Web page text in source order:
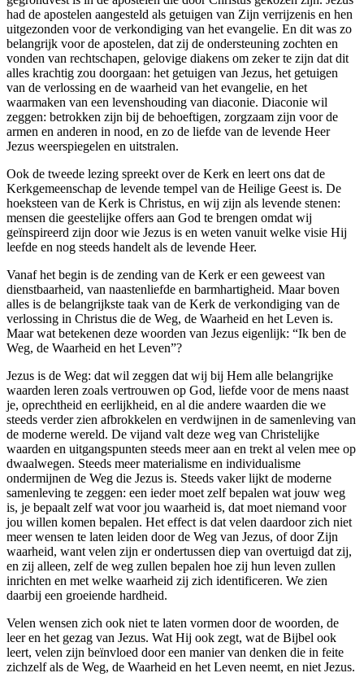
had de apostelen aangesteld als getuigen van Zijn verrijzenis en hen
uitgezonden voor de verkondiging van het evangelie. En dit was zo
belangrijk voor de apostelen, dat zij de ondersteuning zochten en
vonden van rechtschapen, gelovige diakens om zeker te zijn dat dit
alles krachtig zou doorgaan: het getuigen van Jezus, het getuigen
van de verlossing en de waarheid van het evangelie, en het
waarmaken van een levenshouding van diaconie. Diaconie wil
zeggen: betrokken zijn bij de behoeftigen, zorgzaam zijn voor de
armen en anderen in nood, en zo de liefde van de levende Heer
Jezus weerspiegelen en uitstralen.
Ook de tweede lezing spreekt over de Kerk en leert ons dat de
Kerkgemeenschap de levende tempel van de Heilige Geest is. De
hoeksteen van de Kerk is Christus, en wij zijn als levende stenen:
mensen die geestelijke offers aan God te brengen omdat wij
geïnspireerd zijn door wie Jezus is en weten vanuit welke visie Hij
leefde en nog steeds handelt als de levende Heer.
Vanaf het begin is de zending van de Kerk er een geweest van
dienstbaarheid, van naastenliefde en barmhartigheid. Maar boven
alles is de belangrijkste taak van de Kerk de verkondiging van de
verlossing in Christus die de Weg, de Waarheid en het Leven is.
Maar wat betekenen deze woorden van Jezus eigenlijk: “Ik ben de
Weg, de Waarheid en het Leven”?
Jezus is de Weg: dat wil zeggen dat wij bij Hem alle belangrijke
waarden leren zoals vertrouwen op God, liefde voor de mens naast
je, oprechtheid en eerlijkheid, en al die andere waarden die we
steeds verder zien afbrokkelen en verdwijnen in de samenleving van
de moderne wereld. De vijand valt deze weg van Christelijke
waarden en uitgangspunten steeds meer aan en trekt al velen mee op
dwaalwegen. Steeds meer materialisme en individualisme
ondermijnen de Weg die Jezus is. Steeds vaker lijkt de moderne
samenleving te zeggen: een ieder moet zelf bepalen wat jouw weg
is, je bepaalt zelf wat voor jou waarheid is, dat moet niemand voor
jou willen komen bepalen. Het effect is dat velen daardoor zich niet
meer wensen te laten leiden door de Weg van Jezus, of door Zijn
waarheid, want velen zijn er ondertussen diep van overtuigd dat zij,
en zij alleen, zelf de weg zullen bepalen hoe zij hun leven zullen
inrichten en met welke waarheid zij zich identificeren. We zien
daarbij een groeiende hardheid.
Velen wensen zich ook niet te laten vormen door de woorden, de
leer en het gezag van Jezus. Wat Hij ook zegt, wat de Bijbel ook
leert, velen zijn beïnvloed door een manier van denken die in feite
zichzelf als de Weg, de Waarheid en het Leven neemt, en niet Jezus.